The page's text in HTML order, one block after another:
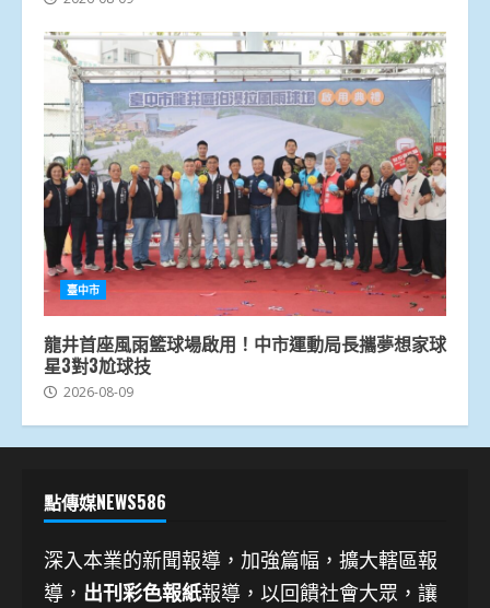
臺中市
龍井首座風雨籃球場啟用！中市運動局長攜夢想家球
星3對3尬球技
2026-08-09
點傳媒NEWS586
深入本業的新聞報導，加強篇幅，擴大轄區報
導， 出刊彩色報紙報導，以回饋社會大眾，讓